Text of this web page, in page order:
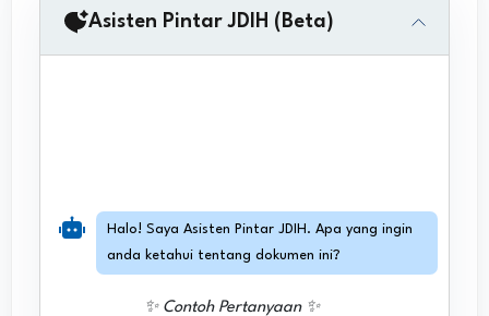
Asisten Pintar JDIH (Beta)
✨ Contoh Pertanyaan ✨
Halo! Saya Asisten Pintar JDIH. Apa yang ingin
anda ketahui tentang dokumen ini?